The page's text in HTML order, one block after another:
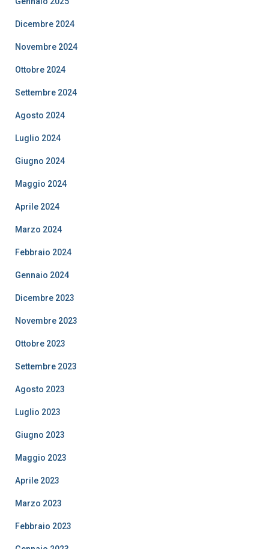
Dicembre 2024
Novembre 2024
Ottobre 2024
Settembre 2024
Agosto 2024
Luglio 2024
Giugno 2024
Maggio 2024
Aprile 2024
Marzo 2024
Febbraio 2024
Gennaio 2024
Dicembre 2023
Novembre 2023
Ottobre 2023
Settembre 2023
Agosto 2023
Luglio 2023
Giugno 2023
Maggio 2023
Aprile 2023
Marzo 2023
Febbraio 2023